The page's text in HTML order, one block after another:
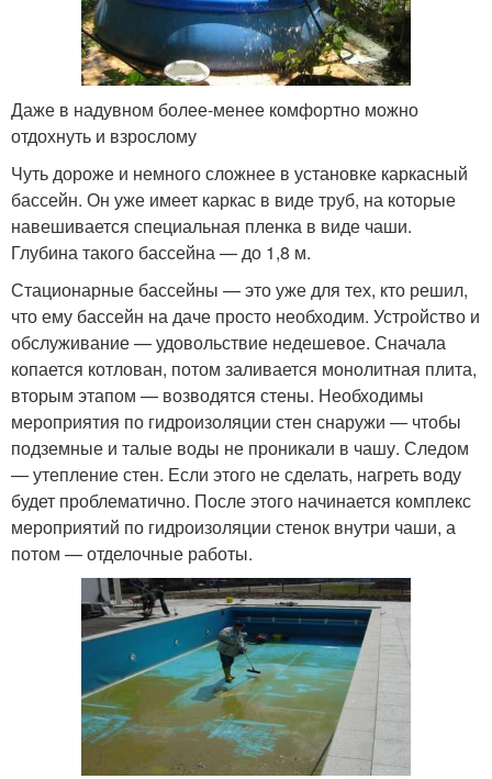
Даже в надувном более-менее комфортно можно
отдохнуть и взрослому
Чуть дороже и немного сложнее в установке каркасный
бассейн. Он уже имеет каркас в виде труб, на которые
навешивается специальная пленка в виде чаши.
Глубина такого бассейна — до 1,8 м.
Стационарные бассейны — это уже для тех, кто решил,
что ему бассейн на даче просто необходим. Устройство и
обслуживание — удовольствие недешевое. Сначала
копается котлован, потом заливается монолитная плита,
вторым этапом — возводятся стены. Необходимы
мероприятия по гидроизоляции стен снаружи — чтобы
подземные и талые воды не проникали в чашу. Следом
— утепление стен. Если этого не сделать, нагреть воду
будет проблематично. После этого начинается комплекс
мероприятий по гидроизоляции стенок внутри чаши, а
потом — отделочные работы.